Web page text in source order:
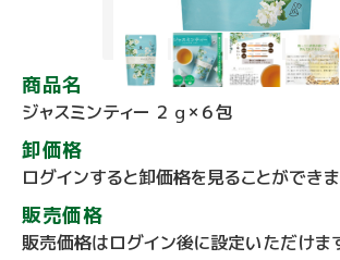
商品名
ジャスミンティー ２ｇ×６包
卸価格
ログインすると卸価格を見ることができま
販売価格
販売価格はログイン後に設定いただけま